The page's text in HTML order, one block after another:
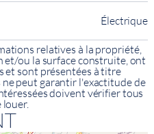
Électrique
relatives à la propriété,
et/ou la surface construite, ont
et sont présentées à titre
peut garantir l'exactitude de
doivent vérifier tous
louer.